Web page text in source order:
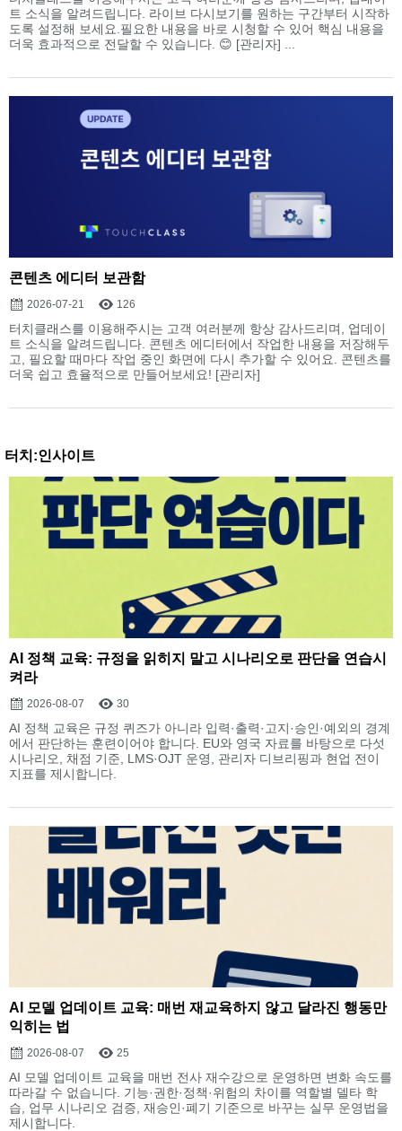
트 소식을 알려드립니다. 라이브 다시보기를 원하는 구간부터 시작하
도록 설정해 보세요.필요한 내용을 바로 시청할 수 있어 핵심 내용을
더욱 효과적으로 전달할 수 있습니다. 😊 [관리자] ...
콘텐츠 에디터 보관함
2026-07-21 126
터치클래스를 이용해주시는 고객 여러분께 항상 감사드리며, 업데이
트 소식을 알려드립니다. 콘텐츠 에디터에서 작업한 내용을 저장해두
고, 필요할 때마다 작업 중인 화면에 다시 추가할 수 있어요. 콘텐츠를
더욱 쉽고 효율적으로 만들어보세요! [관리자]
터치:인사이트
AI 정책 교육: 규정을 읽히지 말고 시나리오로 판단을 연습시
켜라
2026-08-07 30
AI 정책 교육은 규정 퀴즈가 아니라 입력·출력·고지·승인·예외의 경계
에서 판단하는 훈련이어야 합니다. EU와 영국 자료를 바탕으로 다섯
시나리오, 채점 기준, LMS·OJT 운영, 관리자 디브리핑과 현업 전이
지표를 제시합니다.
AI 모델 업데이트 교육: 매번 재교육하지 않고 달라진 행동만
익히는 법
2026-08-07 25
AI 모델 업데이트 교육을 매번 전사 재수강으로 운영하면 변화 속도를
따라갈 수 없습니다. 기능·권한·정책·위험의 차이를 역할별 델타 학
습, 업무 시나리오 검증, 재승인·폐기 기준으로 바꾸는 실무 운영법을
제시합니다.